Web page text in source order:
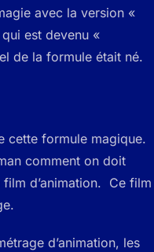
avec la version «
est devenu «
de la formule était né.
cette formule magique.
comment on doit
d’animation. Ce film
d’animation, les